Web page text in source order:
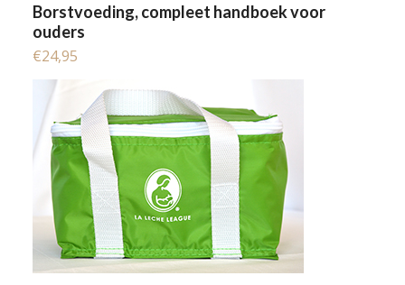
Borstvoeding, compleet handboek voor
ouders
€24,95